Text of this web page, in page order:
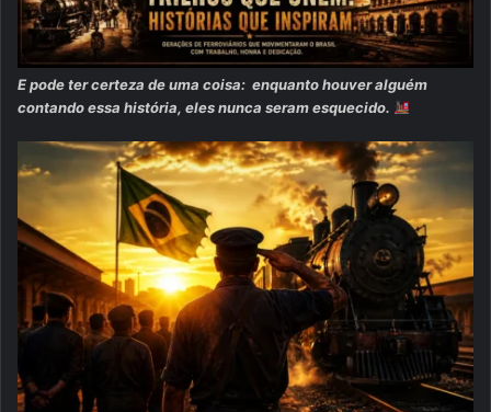
E pode ter certeza de uma coisa: enquanto houver alguém
contando essa história, eles nunca seram esquecido.